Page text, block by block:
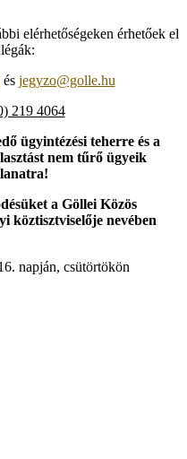
elérhetőségeken érhetőek el
és jegyzo@golle.hu
219 4064
ügyintézési teherre és a
nem tűrő ügyeik
a Göllei Közös
köztisztviselője nevében
napján, csütörtökön